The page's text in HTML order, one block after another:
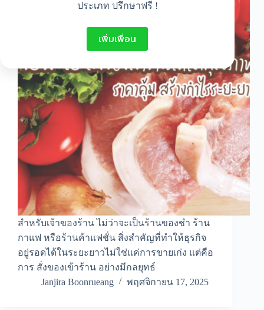
ประเภท ปรึกษาฟรี !
เพิ่มเพื่อน
สำหรับเจ้าของร้าน ไม่ว่าจะเป็นร้านของชำ ร้าน
กาแฟ หรือร้านค้าแฟชั่น สิ่งสำคัญที่ทำให้ธุรกิจ
อยู่รอดได้ในระยะยาวไม่ใช่แค่การขายเก่ง แต่คือ
การ สั่งของเข้าร้าน อย่างมีกลยุทธ์
Janjira Boonrueang
พฤศจิกายน 17, 2025